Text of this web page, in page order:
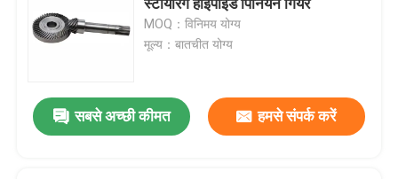
MOQ：विनिमय योग्य
मूल्य：बातचीत योग्य
सबसे अच्छी कीमत हमसे संपर्क करें